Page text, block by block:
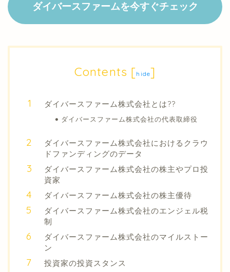
ダイバースファームを今すぐチェック
Contents [hide]
ダイバースファーム株式会社とは??
ダイバースファーム株式会社の代表取締役
ダイバースファーム株式会社におけるクラウ
ドファンディングのデータ
ダイバースファーム株式会社の株主やプロ投
資家
ダイバースファーム株式会社の株主優待
ダイバースファーム株式会社のエンジェル税
制
ダイバースファーム株式会社のマイルストー
ン
投資家の投資スタンス